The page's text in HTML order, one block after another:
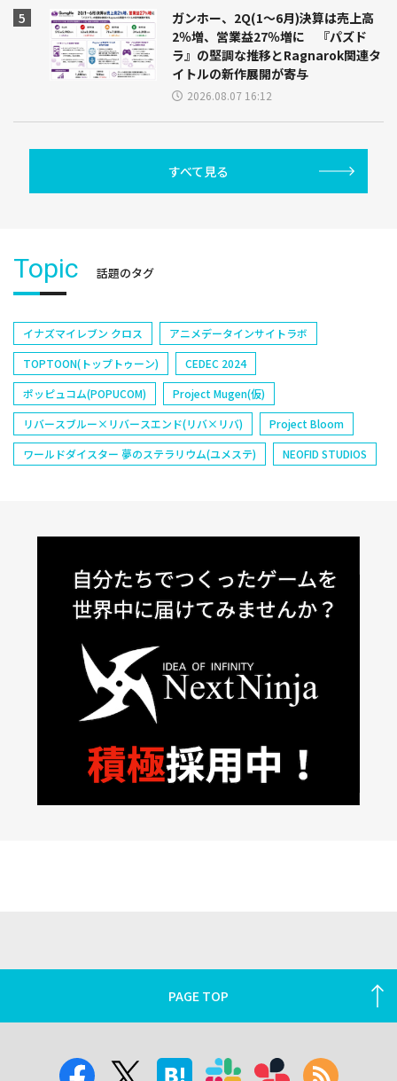
ガンホー、2Q(1～6月)決算は売上高
2％増、営業益27％増に 『パズド
ラ』の堅調な推移とRagnarok関連タ
イトルの新作展開が寄与
2026.08.07 16:12
すべて見る
Topic 話題のタグ
イナズマイレブン クロス
アニメデータインサイトラボ
TOPTOON(トップトゥーン)
CEDEC 2024
ポッピュコム(POPUCOM)
Project Mugen(仮)
リバースブルー×リバースエンド(リバ×リバ)
Project Bloom
ワールドダイスター 夢のステラリウム(ユメステ)
NEOFID STUDIOS
PAGE TOP